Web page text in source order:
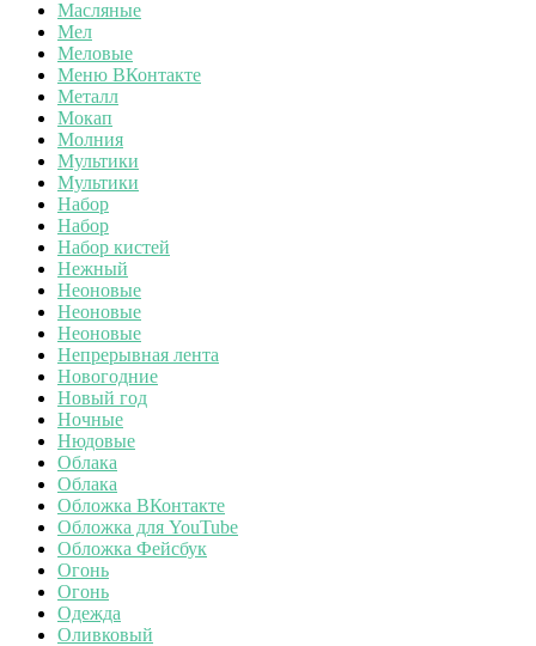
Масляные
Мел
Меловые
Меню ВКонтакте
Металл
Мокап
Молния
Мультики
Мультики
Набор
Набор
Набор кистей
Нежный
Неоновые
Неоновые
Неоновые
Непрерывная лента
Новогодние
Новый год
Ночные
Нюдовые
Облака
Облака
Обложка ВКонтакте
Обложка для YouTube
Обложка Фейсбук
Огонь
Огонь
Одежда
Оливковый